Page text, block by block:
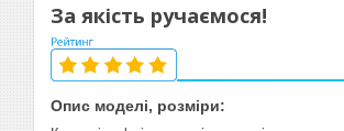
За якість ручаємося!
Опис моделі, розміри: